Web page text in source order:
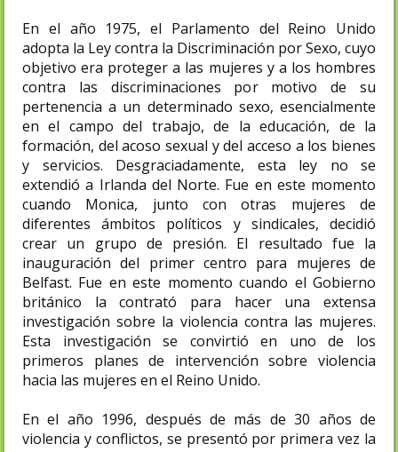
En el año 1975, el Parlamento del Reino Unido
adopta la Ley contra la Discriminación por Sexo, cuyo
objetivo era proteger a las mujeres y a los hombres
contra las discriminaciones por motivo de su
pertenencia a un determinado sexo, esencialmente
en el campo del trabajo, de la educación, de la
formación, del acoso sexual y del acceso a los bienes
y servicios. Desgraciadamente, esta ley no se
extendió a Irlanda del Norte. Fue en este momento
cuando Monica, junto con otras mujeres de
diferentes ámbitos políticos y sindicales, decidió
crear un grupo de presión. El resultado fue la
inauguración del primer centro para mujeres de
Belfast. Fue en este momento cuando el Gobierno
británico la contrató para hacer una extensa
investigación sobre la violencia contra las mujeres.
Esta investigación se convirtió en uno de los
primeros planes de intervención sobre violencia
hacia las mujeres en el Reino Unido.
En el año 1996, después de más de 30 años de
violencia y conflictos, se presentó por primera vez la